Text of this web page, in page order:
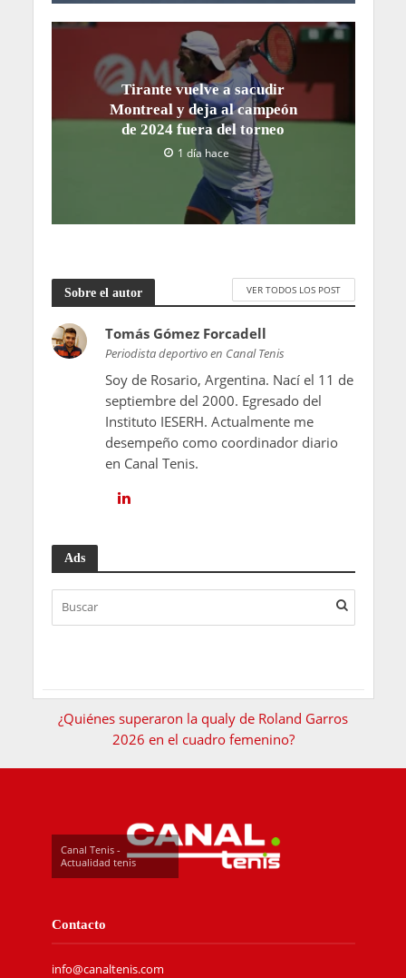
Tirante vuelve a sacudir
Montreal y deja al campeón
de 2024 fuera del torneo
1 día hace
Sobre el autor VER TODOS LOS POST
Tomás Gómez Forcadell
Periodista deportivo en Canal Tenis
Soy de Rosario, Argentina. Nací el 11 de
septiembre del 2000. Egresado del
Instituto IESERH. Actualmente me
desempeño como coordinador diario
en Canal Tenis.
Ads
¿Quiénes superaron la qualy de Roland Garros
2026 en el cuadro femenino?
Canal Tenis -
Actualidad tenis
Contacto
info@canaltenis.com